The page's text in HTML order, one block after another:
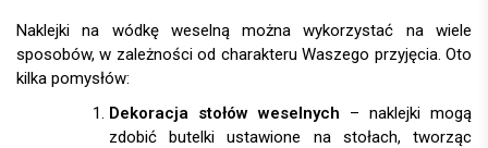
Naklejki na wódkę weselną można wykorzystać na wiele
sposobów, w zależności od charakteru Waszego przyjęcia. Oto
kilka pomysłów:
Dekoracja stołów weselnych – naklejki mogą
zdobić butelki ustawione na stołach, tworząc